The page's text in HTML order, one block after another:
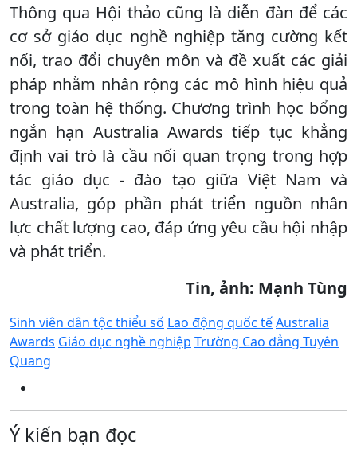
Thông qua Hội thảo cũng là diễn đàn để các
cơ sở giáo dục nghề nghiệp tăng cường kết
nối, trao đổi chuyên môn và đề xuất các giải
pháp nhằm nhân rộng các mô hình hiệu quả
trong toàn hệ thống. Chương trình học bổng
ngắn hạn Australia Awards tiếp tục khẳng
định vai trò là cầu nối quan trọng trong hợp
tác giáo dục - đào tạo giữa Việt Nam và
Australia, góp phần phát triển nguồn nhân
lực chất lượng cao, đáp ứng yêu cầu hội nhập
và phát triển.
Tin, ảnh: Mạnh Tùng
Sinh viên dân tộc thiểu số Lao động quốc tếAustralia
Awards Giáo dục nghề nghiệp Trường Cao đẳng Tuyên
Quang
Ý kiến bạn đọc